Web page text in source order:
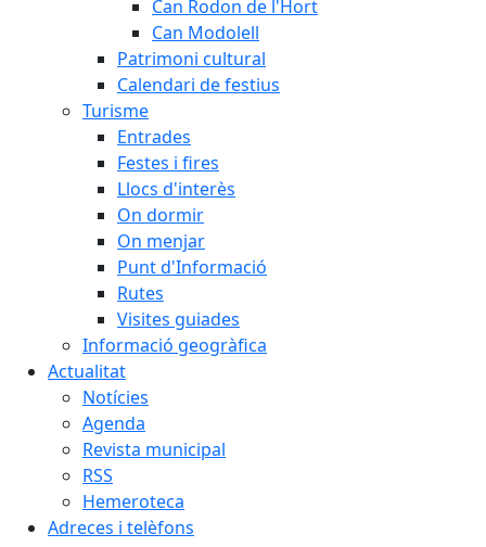
Can Rodon de l'Hort
Can Modolell
Patrimoni cultural
Calendari de festius
Turisme
Entrades
Festes i fires
Llocs d'interès
On dormir
On menjar
Punt d'Informació
Rutes
Visites guiades
Informació geogràfica
Actualitat
Notícies
Agenda
Revista municipal
RSS
Hemeroteca
Adreces i telèfons